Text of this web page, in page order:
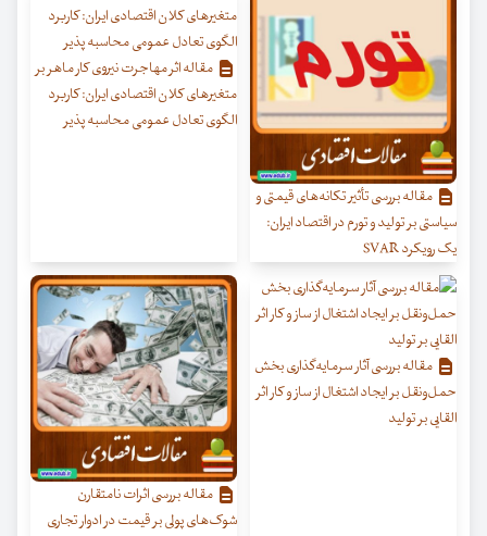
مقاله بررسی تأثیر تکانه‌های قیمتی و
سیاستی بر تولید و تورم در اقتصاد ایران:
یک رویکرد SVAR
مقاله اثر مهاجرت نیروی کار ماهر بر
متغیرهای کلان اقتصادی ایران: کاربرد
الگوی تعادل عمومی محاسبه پذیر
مقاله بررسی آثار سرمایه‌گذاری بخش
حمل‌ونقل بر ایجاد اشتغال از ساز و کار اثر
القایی بر تولید
مقاله بررسی اثرات نامتقارن
شوک‌های پولی بر قیمت در ادوار‌ تجاری